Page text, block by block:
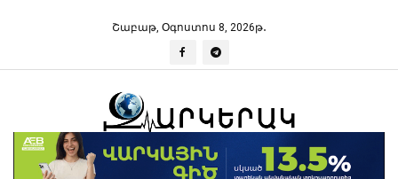
Շաբաթ, Օգոստոս 8, 2026թ․